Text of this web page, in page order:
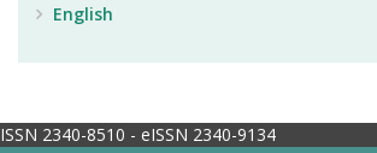
English
ISSN 2340-8510 - eISSN 2340-9134